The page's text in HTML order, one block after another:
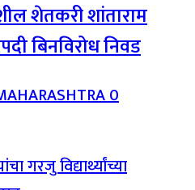
शेतकरी शांताराम
बिनविरोध निवड
0